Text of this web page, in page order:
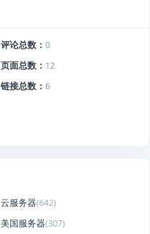
评论总数
0
页面总数
12
链接总数
6
云服务器(642)
美国服务器(307)